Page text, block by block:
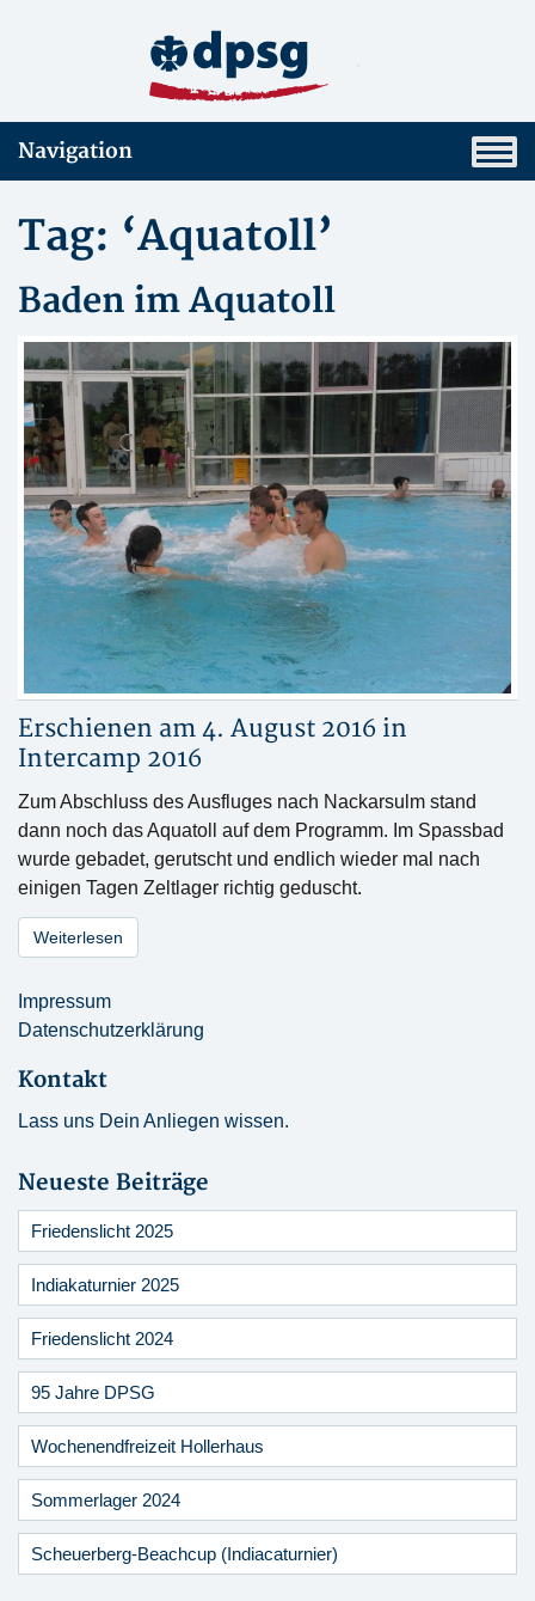
Navigation
Tag: ‘Aquatoll’
Baden im Aquatoll
Erschienen am 4. August 2016 in
Intercamp 2016
Zum Abschluss des Ausfluges nach Nackarsulm stand
dann noch das Aquatoll auf dem Programm. Im Spassbad
wurde gebadet, gerutscht und endlich wieder mal nach
einigen Tagen Zeltlager richtig geduscht.
Weiterlesen
Impressum
Datenschutzerklärung
Kontakt
Lass uns Dein Anliegen wissen.
Neueste Beiträge
Friedenslicht 2025
Indiakaturnier 2025
Friedenslicht 2024
95 Jahre DPSG
Wochenendfreizeit Hollerhaus
Sommerlager 2024
Scheuerberg-Beachcup (Indiacaturnier)